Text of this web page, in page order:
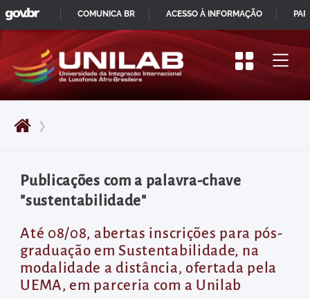
Pular
para
início
do
principal
Acessar
diretamente
o
menu
principal
Acessar
❯
Publicações com a palavra-chave
"sustentabilidade"
Até 08/08, abertas inscrições para pós-
graduação em Sustentabilidade, na
modalidade a distância, ofertada pela
UEMA, em parceria com a Unilab
IR
PARA
CONTEÚDO
GOVBR
COMUNICA BR ACESSO À INFORMAÇÃO